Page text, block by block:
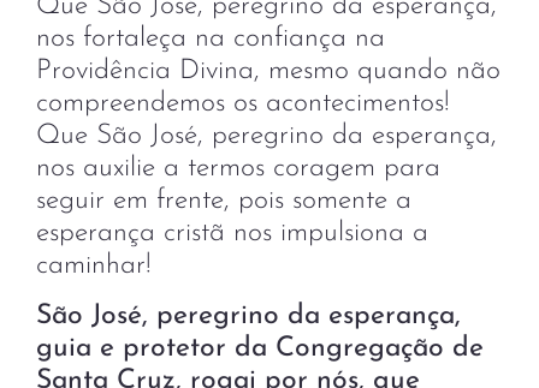
Que São José, peregrino da esperança,
nos fortaleça na confiança na
Providência Divina, mesmo quando não
compreendemos os acontecimentos!
Que São José, peregrino da esperança,
nos auxilie a termos coragem para
seguir em frente, pois somente a
esperança cristã nos impulsiona a
caminhar!
São José, peregrino da esperança,
guia e protetor da Congregação de
Santa Cruz, rogai por nós, que